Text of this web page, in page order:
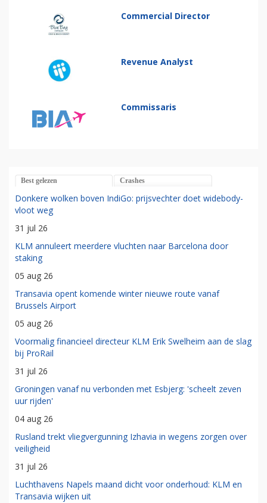
Commercial Director
Revenue Analyst
Commissaris
Best gelezen Crashes
Donkere wolken boven IndiGo: prijsvechter doet widebody-
vloot weg
31 jul 26
KLM annuleert meerdere vluchten naar Barcelona door
staking
05 aug 26
Transavia opent komende winter nieuwe route vanaf
Brussels Airport
05 aug 26
Voormalig financieel directeur KLM Erik Swelheim aan de slag
bij ProRail
31 jul 26
Groningen vanaf nu verbonden met Esbjerg: 'scheelt zeven
uur rijden'
04 aug 26
Rusland trekt vliegvergunning Izhavia in wegens zorgen over
veiligheid
31 jul 26
Luchthavens Napels maand dicht voor onderhoud: KLM en
Transavia wijken uit